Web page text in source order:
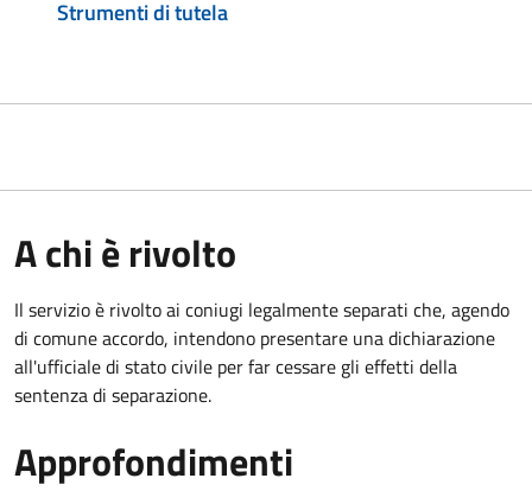
Strumenti di tutela
A chi è rivolto
Il servizio è rivolto ai coniugi legalmente separati che, agendo
di comune accordo, intendono presentare una dichiarazione
all'ufficiale di stato civile per far cessare gli effetti della
sentenza di separazione.
Approfondimenti